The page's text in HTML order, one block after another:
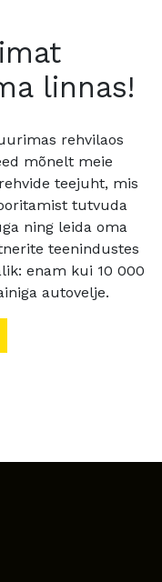
linnas!
rehvilaos
mõnelt meie
teejuht, mis
tutvuda
ning leida oma
teenindustes
enam kui 10 000
autovelje.